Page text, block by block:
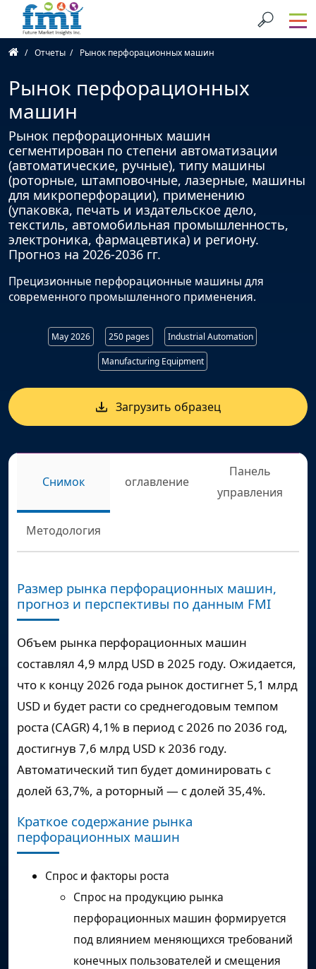
Отчеты Рынок перфорационных машин
Рынок перфорационных
машин
Рынок перфорационных машин
сегментирован по степени автоматизации
(автоматические, ручные), типу машины
(роторные, штамповочные, лазерные, машины
для микроперфорации), применению
(упаковка, печать и издательское дело,
текстиль, автомобильная промышленность,
электроника, фармацевтика) и региону.
Прогноз на 2026-2036 гг.
Прецизионные перфорационные машины для
современного промышленного применения.
May 2026 250 pages Industrial Automation
Manufacturing Equipment
Загрузить образец
Снимок оглавление
Панель
управления
Методология
Размер рынка перфорационных машин,
прогноз и перспективы по данным FMI
Объем рынка перфорационных машин
составлял 4,9 млрд USD в 2025 году. Ожидается,
что к концу 2026 года рынок достигнет 5,1 млрд
USD и будет расти со среднегодовым темпом
роста (CAGR)4,1% в период с 2026 по 2036 год,
достигнув 7,6 млрд USD к 2036 году.
Автоматический тип будет доминировать с
долей 63,7%, а роторный — с долей 35,4%.
Краткое содержание рынка
перфорационных машин
Спрос и факторы роста
Спрос на продукцию рынка
перфорационных машин формируется
под влиянием меняющихся требований
конечных пользователей и смещения